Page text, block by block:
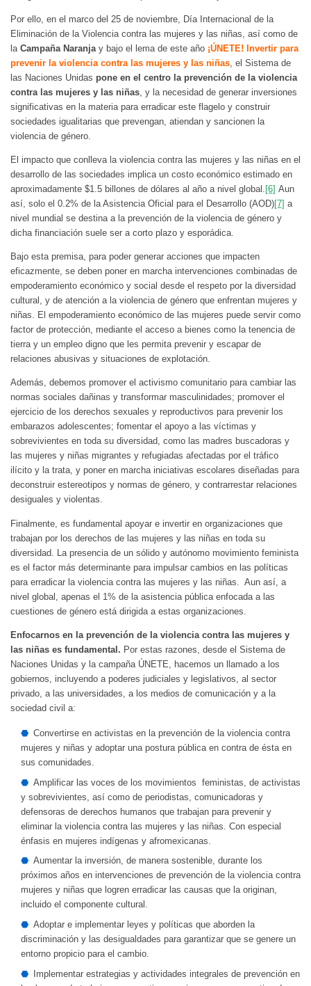
Por ello, en el marco del 25 de noviembre, Día Internacional de la
Eliminación de la Violencia contra las mujeres y las niñas, así como de
la Campaña Naranjay bajo el lema de este año ¡ÚNETE! Invertir para
prevenir la violencia contra las mujeres y las niñas, el Sistema de
las Naciones Unidas pone en el centro la prevención de la violencia
contra las mujeres y las niñas, y la necesidad de generar inversiones
significativas en la materia para erradicar este flagelo y construir
sociedades igualitarias que prevengan, atiendan y sancionen la
violencia de género.
El impacto que conlleva la violencia contra las mujeres y las niñas en el
desarrollo de las sociedades implica un costo económico estimado en
aproximadamente $1.5 billones de dólares al año a nivel global. [6] Aun
así, solo el 0.2% de la Asistencia Oficial para el Desarrollo (AOD)[7] a
nivel mundial se destina a la prevención de la violencia de género y
dicha financiación suele ser a corto plazo y esporádica.
Bajo esta premisa, para poder generar acciones que impacten
eficazmente, se deben poner en marcha intervenciones combinadas de
empoderamiento económico y social desde el respeto por la diversidad
cultural, y de atención a la violencia de género que enfrentan mujeres y
niñas. El empoderamiento económico de las mujeres puede servir como
factor de protección, mediante el acceso a bienes como la tenencia de
tierra y un empleo digno que les permita prevenir y escapar de
relaciones abusivas y situaciones de explotación.
Además, debemos promover el activismo comunitario para cambiar las
normas sociales dañinas y transformar masculinidades; promover el
ejercicio de los derechos sexuales y reproductivos para prevenir los
embarazos adolescentes; fomentar el apoyo a las víctimas y
sobrevivientes en toda su diversidad, como las madres buscadoras y
las mujeres y niñas migrantes y refugiadas afectadas por el tráfico
ilícito y la trata, y poner en marcha iniciativas escolares diseñadas para
deconstruir estereotipos y normas de género, y contrarrestar relaciones
desiguales y violentas.
Finalmente, es fundamental apoyar e invertir en organizaciones que
trabajan por los derechos de las mujeres y las niñas en toda su
diversidad. La presencia de un sólido y autónomo movimiento feminista
es el factor más determinante para impulsar cambios en las políticas
para erradicar la violencia contra las mujeres y las niñas. Aun así, a
nivel global, apenas el 1% de la asistencia pública enfocada a las
cuestiones de género está dirigida a estas organizaciones.
Enfocarnos en la prevención de la violencia contra las mujeres y
las niñas es fundamental. Por estas razones, desde el Sistema de
Naciones Unidas y la campaña ÚNETE, hacemos un llamado a los
gobiernos, incluyendo a poderes judiciales y legislativos, al sector
privado, a las universidades, a los medios de comunicación y a la
sociedad civil a:
Convertirse en activistas en la prevención de la violencia contra
mujeres y niñas y adoptar una postura pública en contra de ésta en
sus comunidades.
Amplificar las voces de los movimientos feministas, de activistas
y sobrevivientes, así como de periodistas, comunicadoras y
defensoras de derechos humanos que trabajan para prevenir y
eliminar la violencia contra las mujeres y las niñas. Con especial
énfasis en mujeres indígenas y afromexicanas.
Aumentar la inversión, de manera sostenible, durante los
próximos años en intervenciones de prevención de la violencia contra
mujeres y niñas que logren erradicar las causas que la originan,
incluido el componente cultural.
Adoptar e implementar leyes y políticas que aborden la
discriminación y las desigualdades para garantizar que se genere un
entorno propicio para el cambio.
Implementar estrategias y actividades integrales de prevención en